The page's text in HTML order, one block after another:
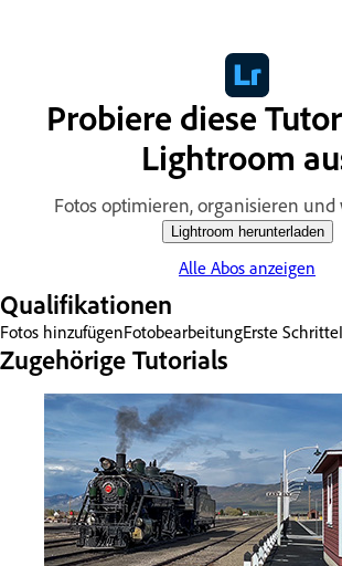
Probiere diese
Lightroom
Fotos optimieren, organisieren
Lightroom herunterladen
Alle Abos anzeigen
Qualifikationen
Fotos hinzufügenFotobearbeitungErste Schritte
Zugehörige Tutorials